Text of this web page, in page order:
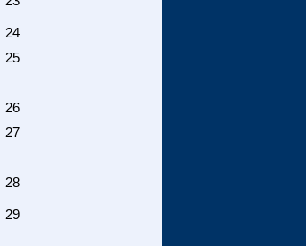
24
25
26
27
28
29